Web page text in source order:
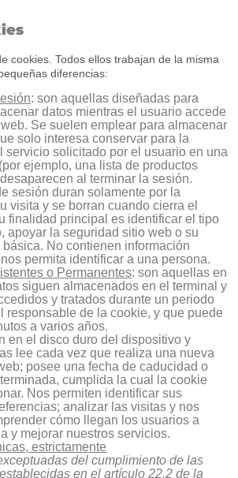
cookies. Todos ellos trabajan de la misma
diferencias:
: son aquellas diseñadas para
datos mientras el usuario accede
Se suelen emplear para almacenar
solo interesa conservar para la
servicio solicitado por el usuario en una
ejemplo, una lista de productos
al terminar la sesión.
sesión duran solamente por la
visita y se borran cuando cierra el
finalidad principal es identificar el tipo
apoyar la seguridad sitio web o su
No contienen información
permita identificar a una persona.
o Permanentes: son aquellas en
siguen almacenados en el terminal y
y tratados durante un periodo
responsable de la cookie, y que puede
a varios años.
en el disco duro del dispositivo y
lee cada vez que realiza una nueva
posee una fecha de caducidad o
cumplida la cual la cookie
Nos permiten identificar sus
analizar las visitas y nos
cómo llegan los usuarios a
y mejorar nuestros servicios.
estrictamente
del cumplimiento de las
en el artículo 22.2 de la